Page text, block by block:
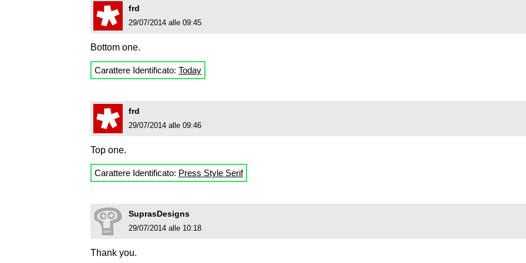
frd
29/07/2014 alle 09:45
Bottom one.
Carattere Identificato: Today
frd
29/07/2014 alle 09:46
Top one.
Carattere Identificato: Press Style Serif
SuprasDesigns
29/07/2014 alle 10:18
Thank you.